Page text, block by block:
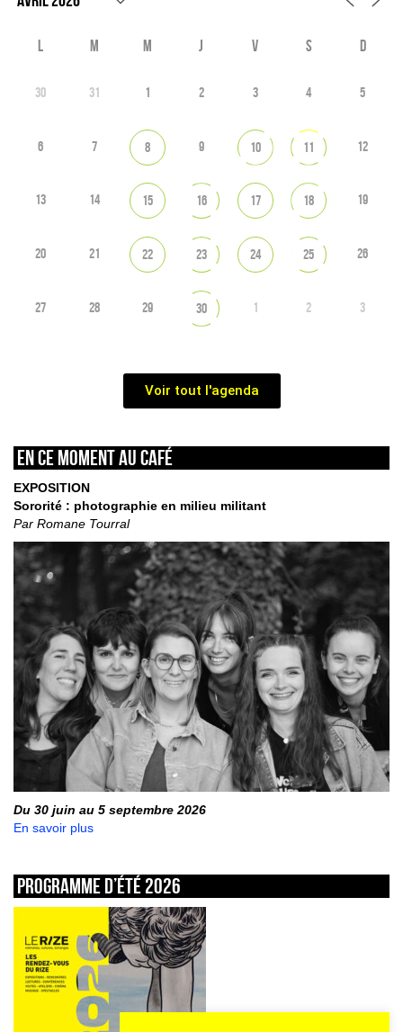
L M M J V S D
30 31 1 2 3 4 5
6 7 8 9 10 11 12
13 14 15 16 17 18 19
20 21 22 23 24 25 26
27 28 29 30 1 2 3
Voir tout l'agenda
En ce moment au café
EXPOSITION
Sororité : photographie en milieu militant
Par Romane Tourral
Du 30 juin au 5 septembre 2026
En savoir plus
Programme d’été 2026